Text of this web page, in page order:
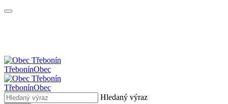
TřebonínObec
TřebonínObec
Hledaný výraz